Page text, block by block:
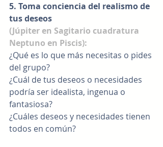
5. Toma conciencia del realismo de
tus deseos
(Júpiter en Sagitario cuadratura
Neptuno en Piscis):
¿Qué es lo que más necesitas o pides
del grupo?
¿Cuál de tus deseos o necesidades
podría ser idealista, ingenua o
fantasiosa?
¿Cuáles deseos y necesidades tienen
todos en común?